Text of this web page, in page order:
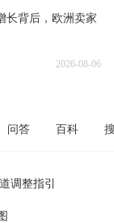
长背后，欧洲卖家
2026-08-06
问答 百科
调整指引